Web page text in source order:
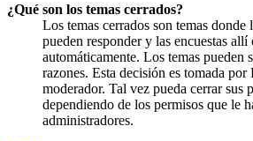
¿Qué son los temas cerrados?
Los temas cerrados son temas donde
pueden responder y las encuestas
automáticamente. Los temas pueden
razones. Esta decisión es tomada
moderador. Tal vez pueda cerrar sus
dependiendo de los permisos que le
administradores.